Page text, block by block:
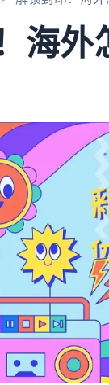
海外